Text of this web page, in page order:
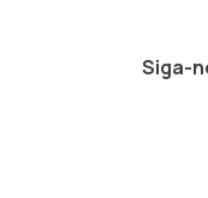
Siga-